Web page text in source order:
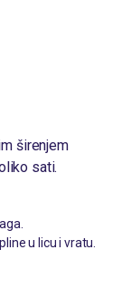
širenjem
sati.
u licu i vratu.